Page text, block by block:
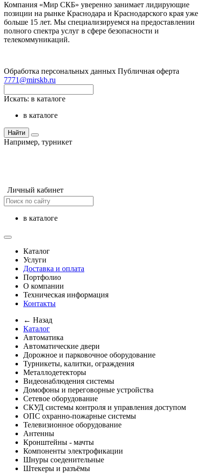
Компания «Мир СКБ» уверенно занимает лидирующие
позиции на рынке Краснодара и Краснодарского края уже
больше 15 лет. Мы специализируемся на предоставлении
полного спектра услуг в сфере безопасности и
телекоммуникаций.
Обработка персональных данных Публичная оферта
7771@mirskb.ru
Искать: в каталоге
в каталоге
Найти
Например, турникет
Личный кабинет
в каталоге
Каталог
Услуги
Доставка и оплата
Портфолио
О компании
Техническая информация
Контакты
← Назад
Каталог
Автоматика
Автоматические двери
Дорожное и парковочное оборудование
Турникеты, калитки, ограждения
Металлодетекторы
Видеонаблюдения cистемы
Домофоны и переговорные устройства
Сетевое оборудование
СКУД системы контроля и управления доступом
ОПС охранно-пожарные системы
Телевизионное оборудование
Антенны
Кронштейны - мачты
Компоненты электрофикации
Шнуры соеденительные
Штекеры и разъёмы